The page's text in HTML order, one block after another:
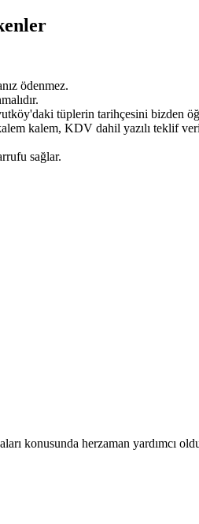
ödenmez.
tüplerin tarihçesini bizden
kalem, KDV dahil yazılı teklif
sağlar.
konusunda herzaman yardımcı